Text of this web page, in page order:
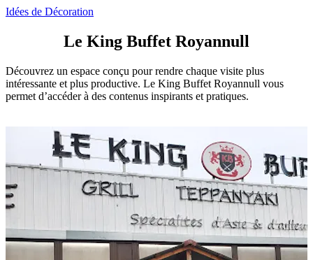
Idées de Décoration
Le King Buffet Royannull
Découvrez un espace conçu pour rendre chaque visite plus
intéressante et plus productive. Le King Buffet Royannull vous
permet d’accéder à des contenus inspirants et pratiques.